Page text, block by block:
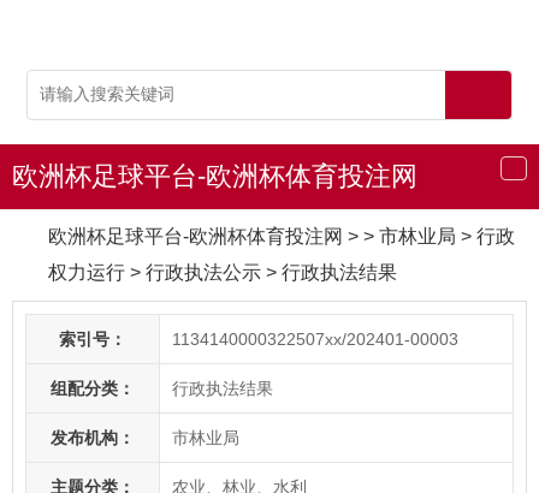
导
航
欧洲杯足球平台-欧洲杯体育投注网
欧洲杯足球平台-欧洲杯体育投注网 > > 市林业局 > 行政
权力运行 > 行政执法公示 > 行政执法结果
索引号： 1134140000322507xx/202401-00003
组配分类： 行政执法结果
发布机构： 市林业局
主题分类： 农业、林业、水利